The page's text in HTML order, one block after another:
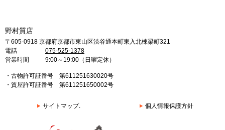
野村質店
〒605-0918 京都府京都市東山区渋谷通本町東入北棟梁町321
電話
075-525-1378
営業時間
9:00～19:00（日曜定休）
・古物許可証番号 第611251630020号
・質屋許可証番号 第611251650002号
サイトマップ. 個人情報保護方針